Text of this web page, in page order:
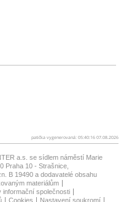
patička vygenerovaná: 05:40:16 07.08.2026
a.s. se sídlem náměstí Marie
Praha 10 - Strašnice,
B 19490 a dodavatelé obsahu
materiálům
informační společnosti
Cookies Nastavení soukromí